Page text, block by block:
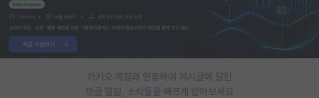
PI 전용 게시판
인문사회 계열 게시판
특수/전문대학원 게시판
카카오 계정과 연동하여 게시글에 달린
댓글 알람, 소식등을 빠르게 받아보세요